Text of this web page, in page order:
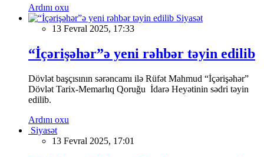
Ardını oxu
Siyasət
13 Fevral 2025, 17:33
“İçərişəhər”ə yeni rəhbər təyin edilib
Dövlət başçısının sərəncamı ilə Rüfət Mahmud “İçərişəhər”
Dövlət Tarix-Memarlıq Qoruğu İdarə Heyətinin sədri təyin
edilib.
Ardını oxu
Siyasət
13 Fevral 2025, 17:01